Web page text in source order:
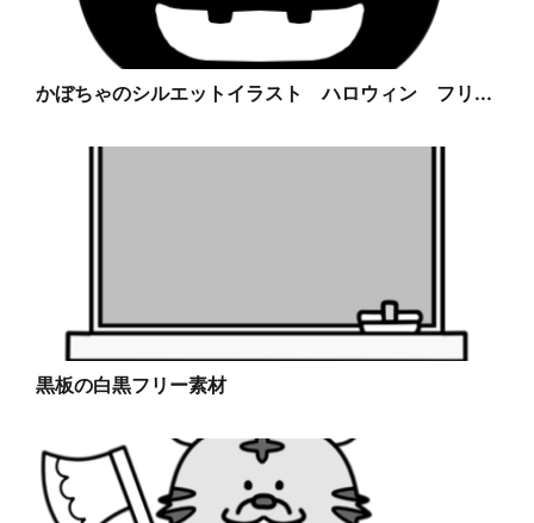
かぼちゃのシルエットイラスト ハロウィン フリ...
黒板の白黒フリー素材